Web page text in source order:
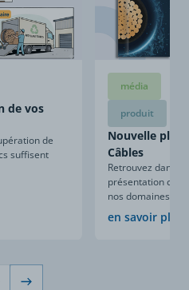
de vos
de
suffisent
média
produit
Nouvelle
Câbles
Retrouvez dans
présentation
nos domaines
en savoir plus